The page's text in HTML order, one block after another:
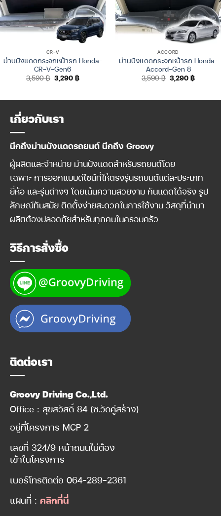
CR-V
ม่านบังแดดกระจกหน้ารถ Honda-
CR-V-Gen6
3,590฿ Original
price
3,290฿Current
ACCORD
ม่านบังแดดกระจกหน้ารถ Honda-
Accord-Gen 8
3,590฿ Original
price
3,290฿Current
เกี่ยวกับเรา
นึกถึงม่านบังแดดรถยนต์ นึกถึง Groovy
ผู้ผลิตและจำหน่าย ม่านบังแดดสำหรับรถยนต์โดย
เฉพาะ การออกแบบดีไซน์ที่ให้ตรงรุ่นรถยนต์แต่ละประเภท
ยี่ห้อ และรุ่นต่างๆ โดยเน้นความสวยงาม กันแดดได้จริง รูป
ลักษณ์ทันสมัย ติดตั้งง่ายสะดวกในการใช้งาน วัสดุที่นำมา
ผลิตต้องปลอดภัยสำหรับทุกคนในครอบครัว
วิธีการสั่งซื้อ
ติดต่อเรา
Groovy Driving Co.,Ltd.
Office : สุขสวัสดิ์ 84 (ซ.วัดคู่สร้าง)
อยู่ที่โครงการ MCP 2
เลขที่ 324/9 หน้าถนนไม่ต้อง
เข้าในโครงการ
เบอร์โทรติดต่อ 064-289-2361
แผนที่ : คลิกที่นี่